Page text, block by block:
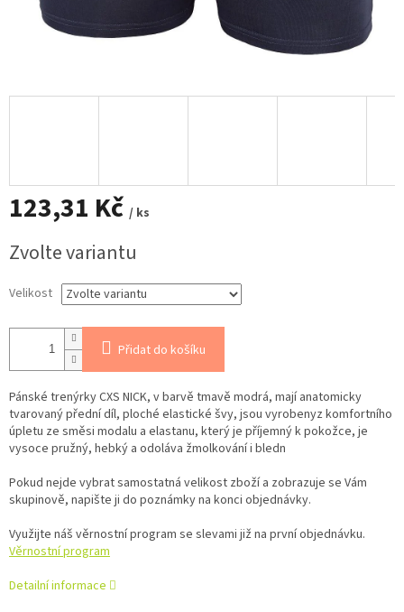
123,31 Kč / ks
cena:
Zvolte variantu
Velikost
Přidat do košíku
Pánské trenýrky CXS NICK, v barvě tmavě modrá, mají anatomicky
tvarovaný přední díl, ploché elastické švy, jsou vyrobenyz komfortního
úpletu ze směsi modalu a elastanu, který je příjemný k pokožce, je
vysoce pružný, hebký a odoláva žmolkování i bledn
Pokud nejde vybrat samostatná velikost zboží a zobrazuje se Vám
skupinově, napište ji do poznámky na konci objednávky.
Využijte náš věrnostní program se slevami již na první objednávku.
Věrnostní program
Detailní informace